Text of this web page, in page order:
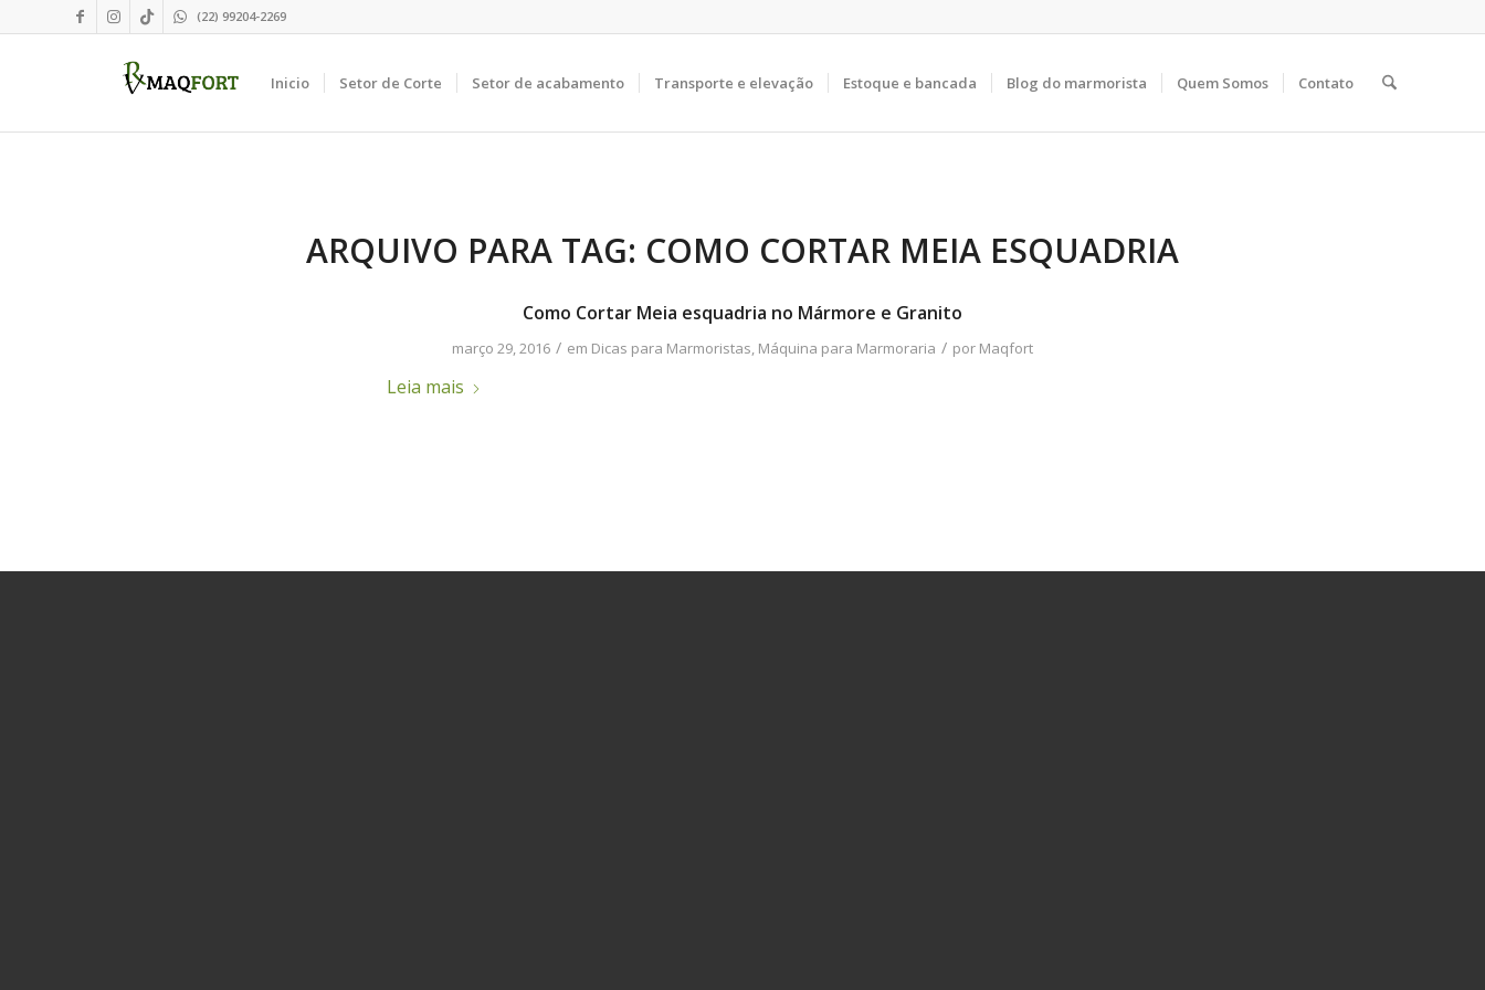
(22) 99204-2269
Inicio Setor de Corte Setor de acabamento Transporte e elevação Estoque e bancada Blog do marmorista Quem Somos Contato
ARQUIVO PARA TAG: COMO CORTAR MEIA ESQUADRIA
Como Cortar Meia esquadria no Mármore e Granito
março 29, 2016 / em Dicas para Marmoristas, Máquina para Marmoraria / por Maqfort
Leia mais